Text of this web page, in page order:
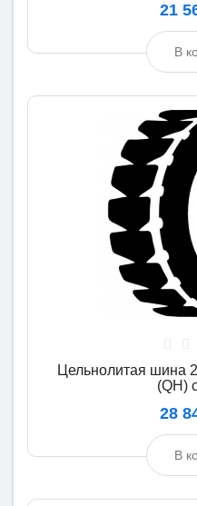
21
В
Цельнолитая шина
(QH)
28
В